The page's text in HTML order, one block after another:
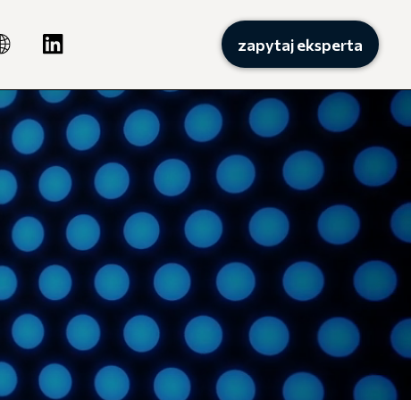
zapytaj eksperta